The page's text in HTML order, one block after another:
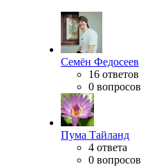
Семён Федосеев
16 ответов
0 вопросов
Пума Тайланд
4 ответа
0 вопросов